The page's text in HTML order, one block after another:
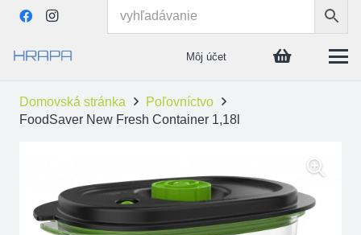
Môj účet
Domovská stránka
Poľovníctvo
FoodSaver New Fresh Container 1,18l